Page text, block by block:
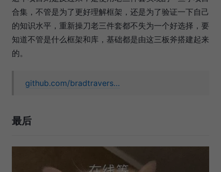
合集，不管是为了更好理解框架，还是为了验证一下自己
的知识水平，重新操刀老三件套都不失为一个好选择，要
知道不管是什么框架和库，基础都是由这三板斧搭建起来
的。
github.com/bradtravers…
最后